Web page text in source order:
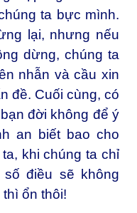
ta bực mình.
lại, nhưng nếu
dừng, chúng ta
nhẫn và cầu xin
đề. Cuối cùng, có
đời không để ý
an biết bao cho
khi chúng ta chỉ
điều sẽ không
ổn thôi!